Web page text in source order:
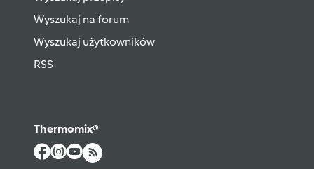
Wyszukaj na forum
Wyszukaj użytkowników
RSS
Thermomix®